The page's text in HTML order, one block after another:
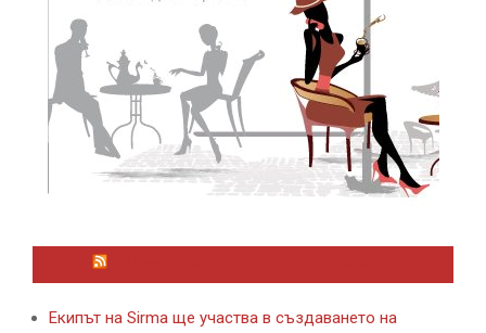
Екипът на Sirma ще участва в създаването на